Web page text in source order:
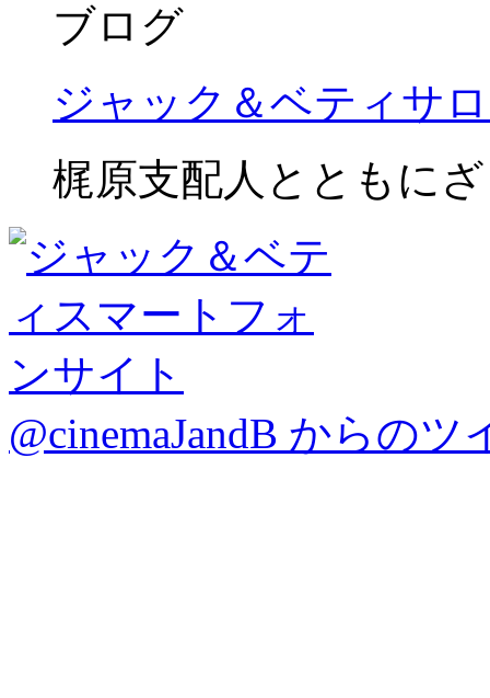
ブログ
ジャック＆ベティサ
梶原支配人とともに
@cinemaJandB からのツ